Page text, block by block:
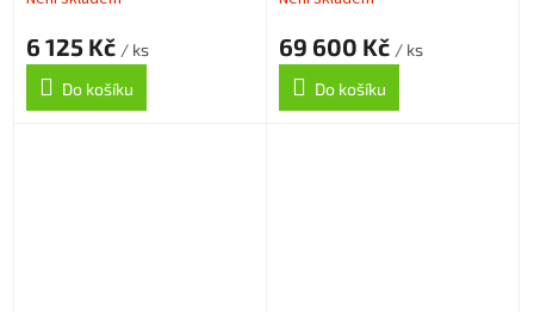
6 125 Kč / ks
Do košíku
69 600 Kč / ks
Do košíku